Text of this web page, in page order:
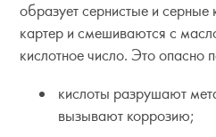
образует сернистые и
картер и смешиваются с
кислотное число. Это опасно
кислоты разрушают
вызывают коррозию;